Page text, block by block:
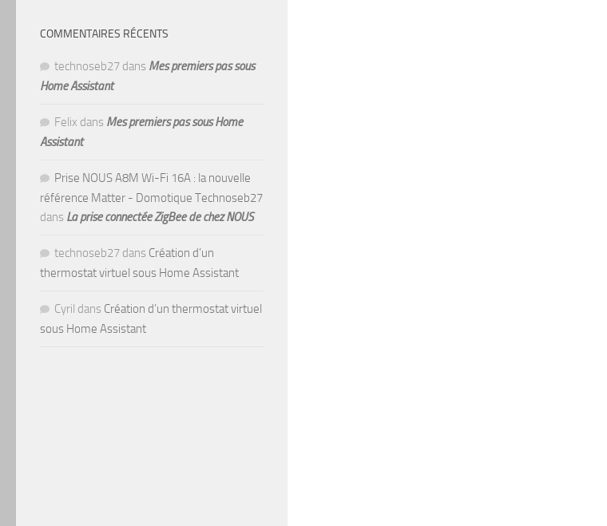
COMMENTAIRES RÉCENTS
technoseb27 dans Mes premiers pas sous
Home Assistant
Felix dans Mes premiers pas sous Home
Assistant
Prise NOUS A8M Wi-Fi 16A : la nouvelle
référence Matter - Domotique Technoseb27
dans La prise connectée ZigBee de chez NOUS
technoseb27 dans Création d’un
thermostat virtuel sous Home Assistant
Cyril dans Création d’un thermostat virtuel
sous Home Assistant